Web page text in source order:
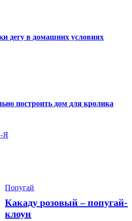
дегу в домашних условиях
построить дом для кролика
Я
Попугай
Какаду розовый – попугай-
клоун